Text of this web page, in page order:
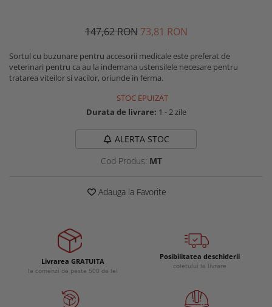
Echipamente specializate
Echipamente veterinari
Echipamente mulgatori
Manusi protectie
Casti si antifoane protectie
147,62RON 73,81 RON
Sortul cu buzunare pentru accesorii medicale este preferat de
veterinari pentru ca au la indemana ustensilele necesare pentru
tratarea viteilor si vacilor, oriunde in ferma.
STOC EPUIZAT
Durata de livrare: 1 - 2 zile
ALERTA STOC
Cod Produs: MT
Adauga la Favorite
Livrarea GRATUITA
la comenzi de peste 500 de lei
Posibilitatea deschiderii
coletului la livrare